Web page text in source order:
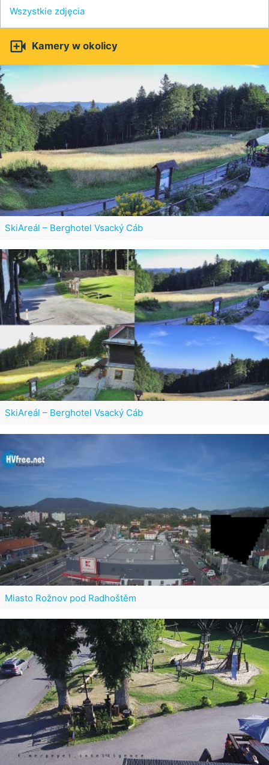
Wszystkie zdjęcia
 Kamery w okolicy
SkiAreál – Berghotel Vsacký Cáb
SkiAreál – Berghotel Vsacký Cáb
Miasto Rožnov pod Radhoštěm